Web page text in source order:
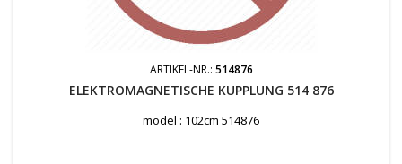
ARTIKEL-NR.: 514876
ELEKTROMAGNETISCHE KUPPLUNG 514 876
model : 102cm 514876